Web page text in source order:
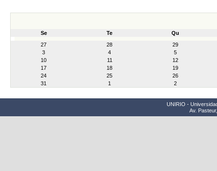
Se Te
Qu
27
28
29
3
4
5
10
11
12
17
18
19
24
25
26
31
1 2
UNIRIO -
Av.